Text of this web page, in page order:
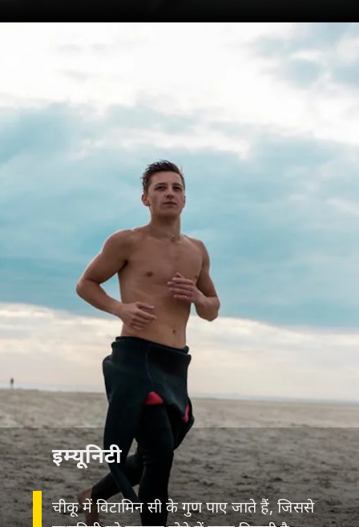
चीकू में विटामिन सी के गुण पाए जाते हैं, जिससे
इम्यूनिटी